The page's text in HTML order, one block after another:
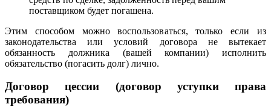
поставщиком будет погашена.
Этим способом можно воспользоваться, только если из
законодательства или условий договора не вытекает
обязанность должника (вашей компании) исполнить
обязательство (погасить долг) лично.
Договор цессии (договор уступки права
требования)